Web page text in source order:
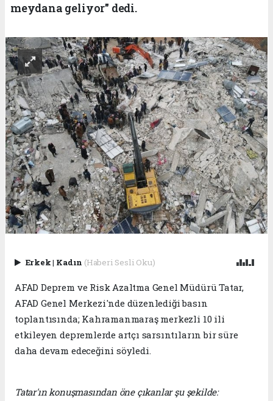
meydana geliyor" dedi.
Erkek| Kadın (Haberi Sesli Oku)
AFAD Deprem ve Risk Azaltma Genel Müdürü Tatar,
AFAD Genel Merkezi'nde düzenlediği basın
toplantısında; Kahramanmaraş merkezli 10 ili
etkileyen depremlerde artçı sarsıntıların bir süre
daha devam edeceğini söyledi.
Tatar'ın konuşmasından öne çıkanlar şu şekilde: